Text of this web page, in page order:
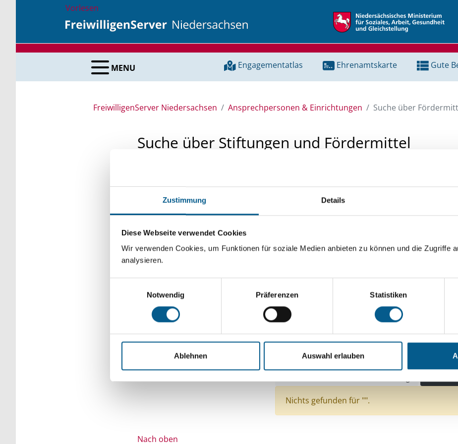
Zustimmung Details
Diese Webseite verwendet Cookies
Wir verwenden Cookies, um Funktionen für soziale Medien anbieten zu können und die Zugriffe
analysieren.
Notwendig
Präferenzen Statistiken
Ablehnen Auswahl erlauben
Vorlesen
MENU Engagementatlas Ehrenamtskarte Gute
FreiwilligenServer Niedersachsen Ansprechpersonen & Einrichtungen Suche über
Suche über Stiftungen und Fördermittel
Sie suchen finanzielle Unterstützung für ein Projekt oder ein Vorhaben? Hier können
unsere Fördermitteldatenbank und Stiftungsdatenbank recherchieren. Bei der
Kleinschreibung beachten.
Bitte Suchbegriff eingeben. Ergebnisse können durch die Wahl von Bereichen oder
verfeinert werden.
Suchen
Aktive Filter:
Themen: Wissenschaft und Forschung
Themen:
Themen: Bürgerschaftliches Engagement
Nichts gefunden für "".
Nach oben